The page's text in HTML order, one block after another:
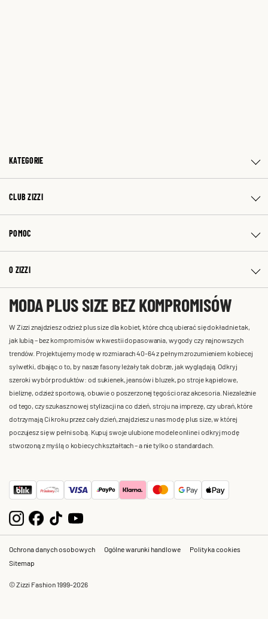
KATEGORIE
CLUB ZIZZI
POMOC
O ZIZZI
MODA PLUS SIZE BEZ KOMPROMISÓW
W Zizzi znajdziesz odzież plus size dla kobiet, które chcą ubierać się dokładnie tak,
jak lubią – bez kompromisów w kwestii dopasowania, wygody czy najnowszych
trendów. Projektujemy modę w rozmiarach 40-64 z pełnym zrozumieniem kobiecej
sylwetki, dbając o to, by nasze fasony leżały tak dobrze, jak wyglądają. Odkryj
szeroki wybór produktów: od sukienek, jeansów i bluzek, po stroje kąpielowe,
bieliznę, odzież sportową, obuwie o poszerzonej tęgości oraz akcesoria. Niezależnie
od tego, czy szukasz nowej stylizacji na co dzień, stroju na imprezę, czy ubrań, które
dotrzymają Ci kroku przez cały dzień, znajdziesz u nas modę plus size, w której
poczujesz się w pełni sobą. Kupuj swoje ulubione modele online i odkryj modę
stworzoną z myślą o kobiecych kształtach – a nie tylko o standardach.
Ochrona danych osobowych Ogólne warunki handlowe
Polityka cookies
Sitemap
© Zizzi Fashion 1999-2026